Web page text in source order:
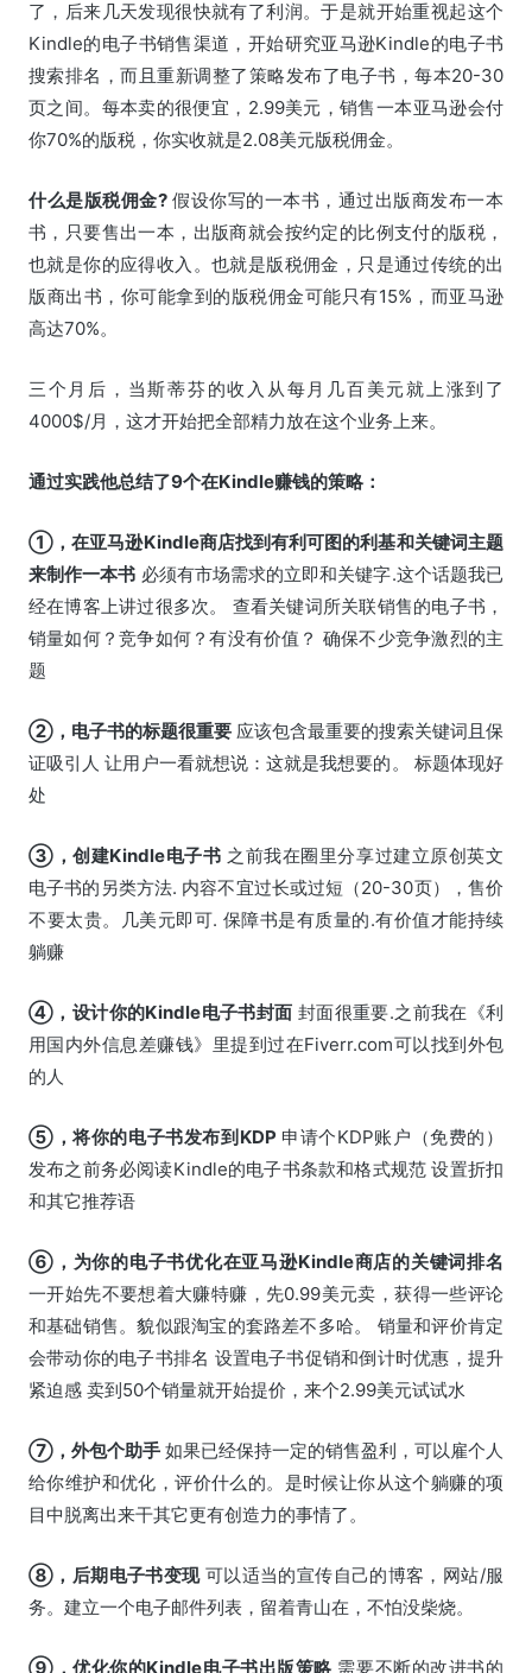
了，后来几天发现很快就有了利润。于是就开始重视起这个
Kindle的电子书销售渠道，开始研究亚马逊Kindle的电子书
搜索排名，而且重新调整了策略发布了电子书，每本20-30
页之间。每本卖的很便宜，2.99美元，销售一本亚马逊会付
你70%的版税，你实收就是2.08美元版税佣金。
什么是版税佣金?假设你写的一本书，通过出版商发布一本
书，只要售出一本，出版商就会按约定的比例支付的版税，
也就是你的应得收入。也就是版税佣金，只是通过传统的出
版商出书，你可能拿到的版税佣金可能只有15%，而亚马逊
高达70%。
三个月后，当斯蒂芬的收入从每月几百美元就上涨到了
4000$/月，这才开始把全部精力放在这个业务上来。
通过实践他总结了9个在Kindle赚钱的策略：
①，在亚马逊Kindle商店找到有利可图的利基和关键词主题
来制作一本书 必须有市场需求的立即和关键字.这个话题我已
经在博客上讲过很多次。 查看关键词所关联销售的电子书，
销量如何？竞争如何？有没有价值？ 确保不少竞争激烈的主
题
②，电子书的标题很重要 应该包含最重要的搜索关键词且保
证吸引人 让用户一看就想说：这就是我想要的。 标题体现好
处
③，创建Kindle电子书 之前我在圈里分享过建立原创英文
电子书的另类方法. 内容不宜过长或过短（20-30页），售价
不要太贵。几美元即可. 保障书是有质量的.有价值才能持续
躺赚
④，设计你的Kindle电子书封面 封面很重要.之前我在《利
用国内外信息差赚钱》里提到过在Fiverr.com可以找到外包
的人
⑤，将你的电子书发布到KDP 申请个KDP账户（免费的）
发布之前务必阅读Kindle的电子书条款和格式规范 设置折扣
和其它推荐语
⑥，为你的电子书优化在亚马逊Kindle商店的关键词排名
一开始先不要想着大赚特赚，先0.99美元卖，获得一些评论
和基础销售。貌似跟淘宝的套路差不多哈。 销量和评价肯定
会带动你的电子书排名 设置电子书促销和倒计时优惠，提升
紧迫感 卖到50个销量就开始提价，来个2.99美元试试水
⑦，外包个助手 如果已经保持一定的销售盈利，可以雇个人
给你维护和优化，评价什么的。是时候让你从这个躺赚的项
目中脱离出来干其它更有创造力的事情了。
⑧，后期电子书变现可以适当的宣传自己的博客，网站/服
务。建立一个电子邮件列表，留着青山在，不怕没柴烧。
⑨，优化你的Kindle电子书出版策略 需要不断的改进书的